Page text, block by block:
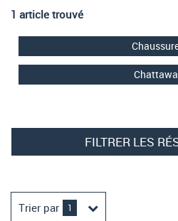
1 article trouvé
FILTRER LES
Trier par 1
Meilleures remises